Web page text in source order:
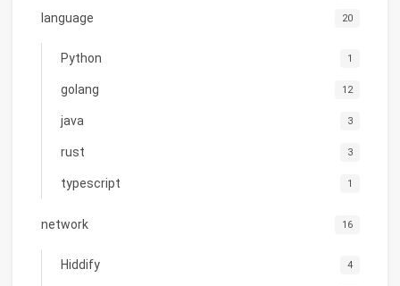
language 20
Python 1
golang 12
java 3
rust 3
typescript 1
network 16
Hiddify 4